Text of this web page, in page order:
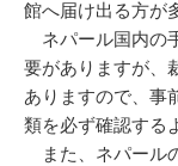
館へ届け出る方が
ネパール国内の
要がありますが、
ありますので、事
類を必ず確認する
また、ネパール